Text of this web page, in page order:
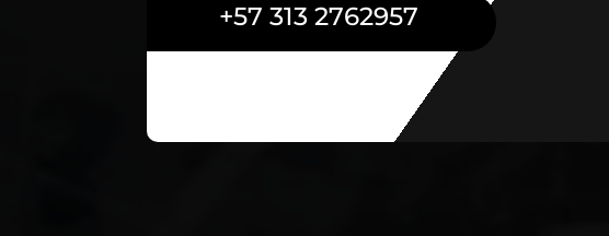
+57 313 2762957